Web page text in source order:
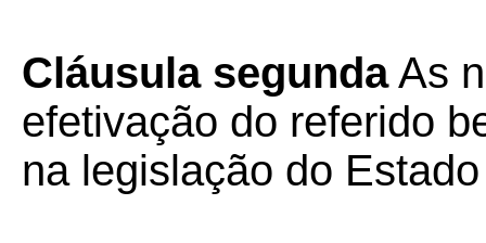
Cláusula segundaAs
efetivação do referido
na legislação do